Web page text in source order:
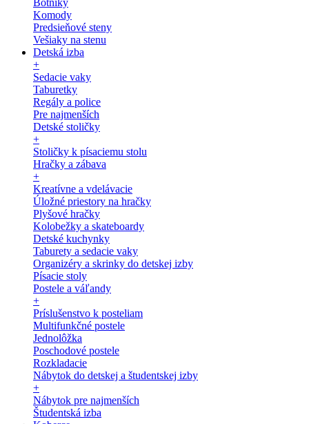
Botníky
Komody
Predsieňové steny
Vešiaky na stenu
Detská izba
+
Sedacie vaky
Taburetky
Regály a police
Pre najmenších
Detské stoličky
+
Stoličky k písaciemu stolu
Hračky a zábava
+
Kreatívne a vdelávacie
Úložné priestory na hračky
Plyšové hračky
Kolobežky a skateboardy
Detské kuchynky
Taburety a sedacie vaky
Organizéry a skrinky do detskej izby
Písacie stoly
Postele a váľandy
+
Príslušenstvo k posteliam
Multifunkčné postele
Jednolôžka
Poschodové postele
Rozkladacie
Nábytok do detskej a študentskej izby
+
Nábytok pre najmenších
Študentská izba